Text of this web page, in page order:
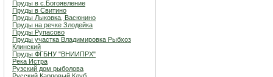
Пруды в с.Богоявление
Пруды в Свитино
Пруды Лыковка, Васюнино
Пруды на речке Злодейка
Пруды Рупасово
Пруды участка Владимировка Рыбхоз
Клинский
Пруды ФГБНУ "ВНИИПРХ"
Река Истра
Рузский дом рыболова